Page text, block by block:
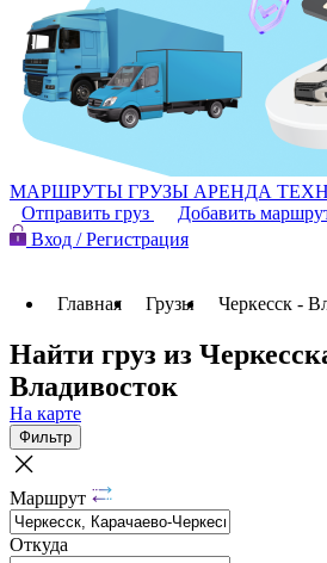
МАРШРУТЫ ГРУЗЫ АРЕНДА
Отправить груз
Добавить
Вход / Регистрация
Главная Грузы Черкесск -
Найти груз из
Владивосток
На карте
Фильтр
Маршрут
Откуда